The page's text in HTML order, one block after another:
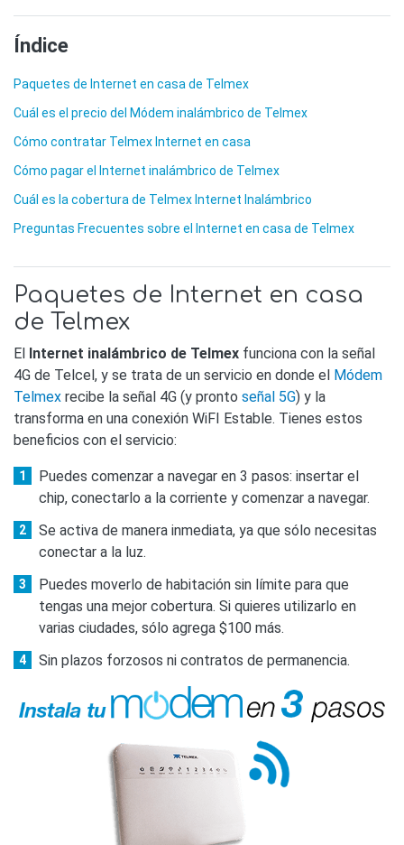
Índice
Paquetes de Internet en casa de Telmex
Cuál es el precio del Módem inalámbrico de Telmex
Cómo contratar Telmex Internet en casa
Cómo pagar el Internet inalámbrico de Telmex
Cuál es la cobertura de Telmex Internet Inalámbrico
Preguntas Frecuentes sobre el Internet en casa de Telmex
Paquetes de Internet en casa
de Telmex
El Internet inalámbrico de Telmex funciona con la señal
4G de Telcel, y se trata de un servicio en donde el Módem
Telmex recibe la señal 4G (y pronto señal 5G) y la
transforma en una conexión WiFI Estable. Tienes estos
beneficios con el servicio:
Puedes comenzar a navegar en 3 pasos: insertar el
chip, conectarlo a la corriente y comenzar a navegar.
Se activa de manera inmediata, ya que sólo necesitas
conectar a la luz.
Puedes moverlo de habitación sin límite para que
tengas una mejor cobertura. Si quieres utilizarlo en
varias ciudades, sólo agrega $100 más.
Sin plazos forzosos ni contratos de permanencia.